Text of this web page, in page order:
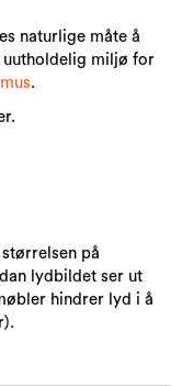
naturlige måte å
uutholdelig miljø for
.
på
lydbildet ser ut
hindrer lyd i å